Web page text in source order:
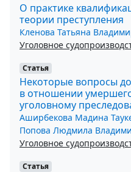
О практике
теории преступления
Кленова Татьяна
Уголовное
Статья
Некоторые вопросы
в отношении
уголовному
Аширбекова Мадина
Попова Людмила
Уголовное
Статья